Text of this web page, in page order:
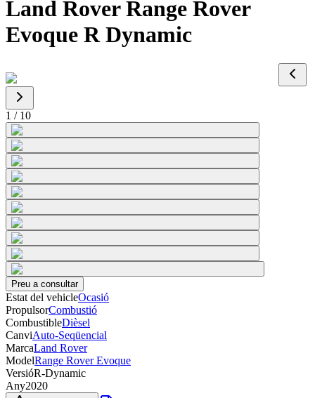
Land Rover Range Rover
Evoque R Dynamic
1 / 10
Preu a consultar
Estat del vehicleOcasió
PropulsorCombustió
CombustibleDièsel
CanviAuto-Seqüencial
MarcaLand Rover
ModelRange Rover Evoque
VersióR-Dynamic
Any2020